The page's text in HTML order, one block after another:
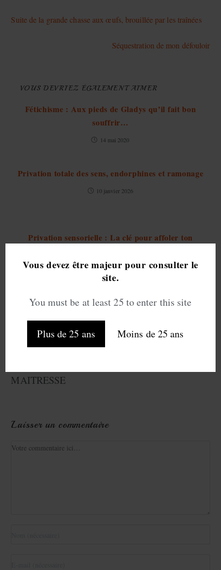
Vous devez être majeur pour consulter le
site.
You must be at least 25 to enter this site
Plus de 25 ans Moins de 25 ans
Suite de la grande chasse aux œufs, brouillée par les traînées
Séquestration de mon défouloir
VOUS DEVRIEZ ÉGALEMENT AIMER
Fétichisme : Aux pieds de Gladys qu’il fait bon
souffrir…
14 mai 2020
Privation totale des sens, endorphines et ramonage
10 janvier 2026
Privation sensorielle : La clé pour affoler ton
11 juin 2020
xxxprincesexe
MAITRESSE
Laisser un commentaire